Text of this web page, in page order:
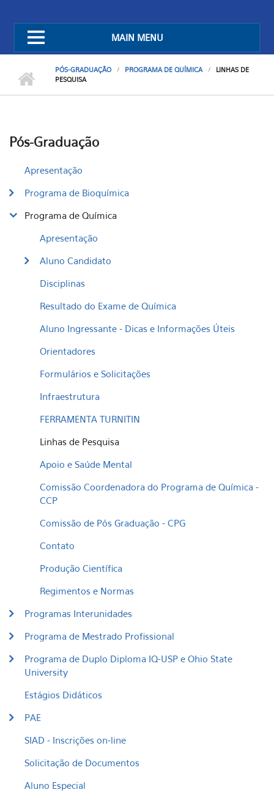
MAIN MENU
PÓS-GRADUAÇÃO PROGRAMA DE QUÍMICA
LINHAS DE
PESQUISA
Pós-Graduação
Apresentação
Programa de Bioquímica
Programa de Química
Apresentação
Aluno Candidato
Disciplinas
Resultado do Exame de Química
Aluno Ingressante - Dicas e Informações Úteis
Orientadores
Formulários e Solicitações
Infraestrutura
FERRAMENTA TURNITIN
Linhas de Pesquisa
Apoio e Saúde Mental
Comissão Coordenadora do Programa de Química -
CCP
Comissão de Pós Graduação - CPG
Contato
Produção Científica
Regimentos e Normas
Programas Interunidades
Programa de Mestrado Profissional
Programa de Duplo Diploma IQ-USP e Ohio State
University
Estágios Didáticos
PAE
SIAD - Inscrições on-line
Solicitação de Documentos
Aluno Especial